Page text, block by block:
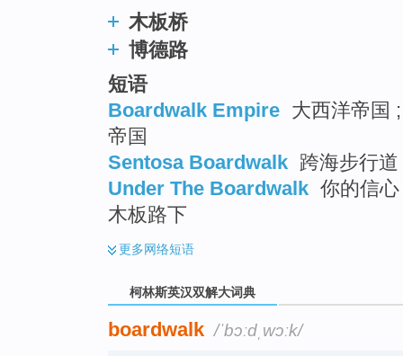
木板桥
博德路
短语
Boardwalk Empire 大西洋帝国
帝国
Sentosa Boardwalk 跨海步行
Under The Boardwalk 你的信
木板路下
更多网络短语
柯林斯英汉双解大词典
boardwalk /ˈbɔːdˌwɔːk/